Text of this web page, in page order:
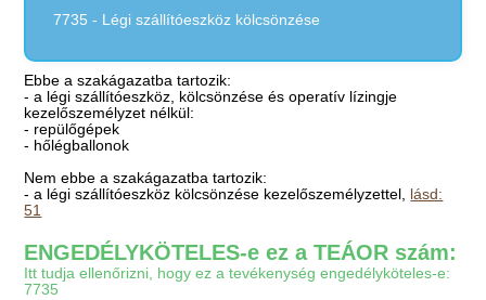
7735 - Légi szállítóeszköz kölcsönzése
Ebbe a szakágazatba tartozik:
- a légi szállítóeszköz, kölcsönzése és operatív lízingje
kezelőszemélyzet nélkül:
- repülőgépek
- hőlégballonok
Nem ebbe a szakágazatba tartozik:
- a légi szállítóeszköz kölcsönzése kezelőszemélyzettel, lásd:
51
ENGEDÉLYKÖTELES-e ez a TEÁOR szám:
Itt tudja ellenőrizni, hogy ez a tevékenység engedélyköteles-e:
7735